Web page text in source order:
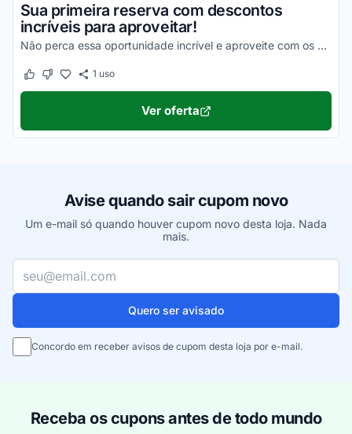
Sua primeira reserva com descontos
incríveis para aproveitar!
Não perca essa oportunidade incrível e aproveite com os melhores descontos!
Este cupom funcionou
Este cupom não funcionou
1 uso
Ver oferta
Avise quando sair cupom novo
Um e-mail só quando houver cupom novo desta loja. Nada
mais.
Quero ser avisado
Concordo em receber avisos de cupom desta loja por e-mail.
Receba os cupons antes de todo mundo